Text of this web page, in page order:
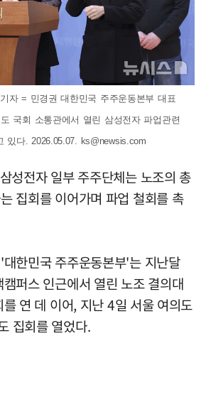
자 = 민경권 대한민국 주주운동본부 대표
국회 소통관에서 열린 삼성전자 파업관련
있다. 2026.05.07. ks@newsis.com
성전자 일부 주주단체는 노조의 총
집회를 이어가며 파업 철회를 촉
한민국 주주운동본부'는 지난달
퍼스 인근에서 열린 노조 결의대
연 데 이어, 지난 4일 서울 여의도
집회를 열었다.